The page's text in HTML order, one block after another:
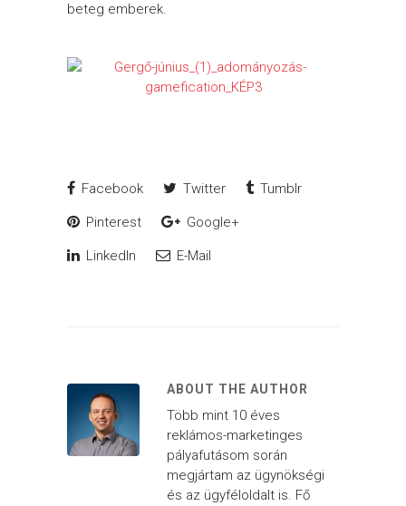
beteg emberek.
Facebook Twitter Tumblr
Pinterest Google+
LinkedIn E-Mail
ABOUT THE AUTHOR
Több mint 10 éves
reklámos-marketinges
pályafutásom során
megjártam az ügynökségi
és az ügyféloldalt is. Fő